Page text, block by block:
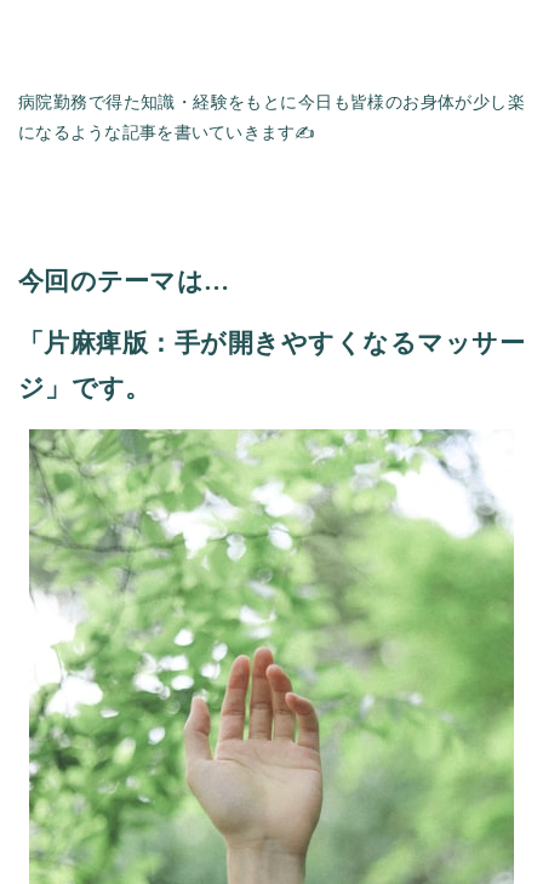
病院勤務で得た知識・経験をもとに今日も皆様のお身体が少し楽
になるような記事を書いていきます✍️
今回のテーマは…
「片麻痺版：手が開きやすくなるマッサー
ジ」です。